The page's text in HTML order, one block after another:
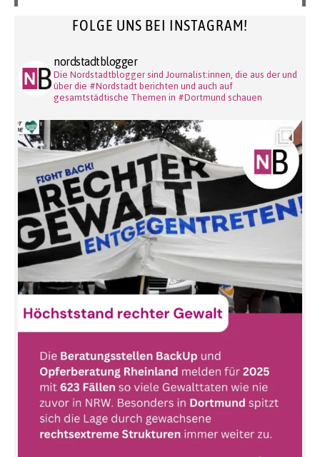
FOLGE UNS BEI INSTAGRAM!
nordstadtblogger
Die Nordstadtblogger sind Journalist:innen, die aus der und
über die #Nordstadt berichten und auch auf
gesamtstädtische Themen in #Dortmund schauen